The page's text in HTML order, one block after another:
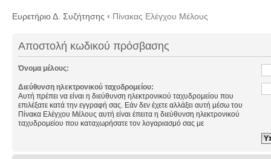
Ευρετήριο Δ. Συζήτησης ‹ Πίνακας Ελέγχου Μέλους
Αποστολή κωδικού πρόσβασης
Όνομα μέλους:
Διεύθυνση ηλεκτρονικού ταχυδρομείου:
Αυτή πρέπει να είναι η διεύθυνση ηλεκτρονικού ταχυδρομείου που
επιλέξατε κατά την εγγραφή σας. Εάν δεν έχετε αλλάξει αυτή μέσω του
Πίνακα Ελέγχου Μέλους αυτή είναι έπειτα η διεύθυνση ηλεκτρονικού
ταχυδρομείου που καταχωρήσατε τον λογαριασμό σας με